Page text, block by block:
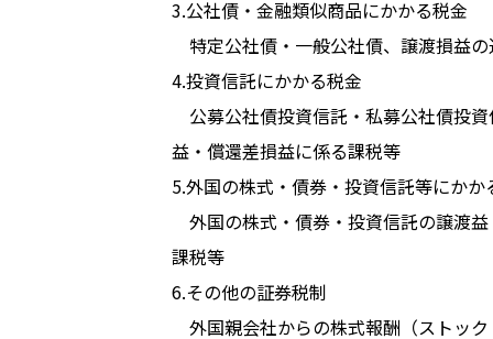
3.公社債・金融類似商品にかかる税金
特定公社債・一般公社債、譲渡損益
4.投資信託にかかる税金
公募公社債投資信託・私募公社債投
益・償還差損益に係る課税等
5.外国の株式・債券・投資信託等にかか
外国の株式・債券・投資信託の譲渡
課税等
6.その他の証券税制
外国親会社からの株式報酬（ストッ